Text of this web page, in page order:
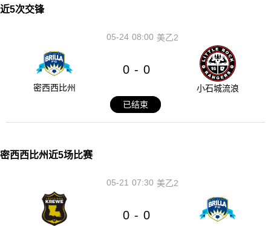
近5次交锋
08:00
05-24 美乙2
密西西比州
0 - 0
小石城流浪
已结束
密西西比州近5场比赛
07:30
05-21 美乙2
0 - 0